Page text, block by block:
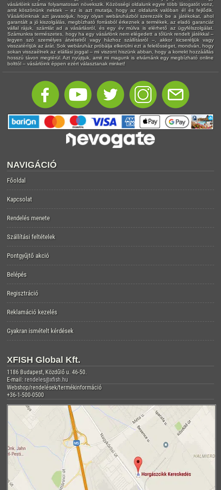
vásárlóink száma folyamatosan növekszik. Közösségi oldalunk egyre több látogatót vonz,
amit köszönünk nektek – ez is azt mutatja, hogy az oldalunk valóban él és fejlődik.
Vásárlóinknak azt javasoljuk, hogy olyan webáruházból szerezzék be a játékokat, ahol
garantált a jó kiszolgálás, megbízható forrásból érkeznek a termékek, az eladó garanciát
vállal rájuk, számlát ad a vásárlásról, és egy év múlva is elérhető az ügyfélszolgálat.
Számunkra természetes, hogy ha egy vásárlónk nem elégedett a tőlünk rendelt játékkal –
legyen szó személyes átvételről vagy házhoz szállításról –, akkor kicseréljük vagy
visszatérítjük az árát. Sok webáruház próbálja elkerülni ezt a felelősséget, mondván, hogy
sokan visszaélnek az elállási joggal – mi viszont hiszünk abban, hogy a korrekt hozzáállás
hosszú távon megtérül. Azt nyújtjuk, amit mi magunk is elvárnánk egy megbízható online
bolttól – vásárlóink éppen ezért választanak minket!
NAVIGÁCIÓ
Főoldal
Kapcsolat
Rendelés menete
Szállítási feltételek
Pontgyűjtő akció
Belépés
Regisztráció
Reklamáció kezelés
Gyakran ismételt kérdések
XFISH Global Kft.
1186 Budapest, Közdűlő u. 46-50.
E-mail: rendeles@xfish.hu
Webshop/rendelések/termékinformáció
+36-1-500-0500